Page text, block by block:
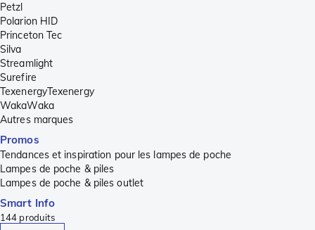
Petzl
Polarion HID
Princeton Tec
Silva
Streamlight
Surefire
TexenergyTexenergy
WakaWaka
Autres marques
Promos
Tendances et inspiration pour les lampes de poche
Lampes de poche & piles
Lampes de poche & piles outlet
Smart Info
144 produits